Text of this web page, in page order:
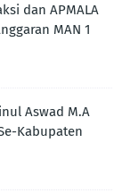
dan APMALA
MAN 1
Aswad M.A
Kabupaten